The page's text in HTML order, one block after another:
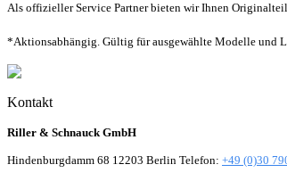
Als offizieller Service Partner bieten wir Ihnen
*Aktionsabhängig. Gültig für ausgewählte Modelle und
Kontakt
Riller & Schnauck GmbH
Hindenburgdamm 68 12203 Berlin Telefon: +49 (0)30